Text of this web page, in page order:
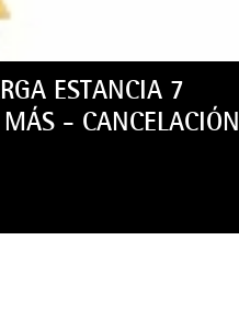
ESTANCIA 7
MÁS - CANCELACIÓN